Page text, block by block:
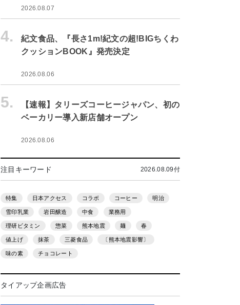
2026.08.07
4.
紀文食品、『長さ1m!紀文の超!BIGちくわ
クッションBOOK』発売決定
2026.08.06
5.
【速報】タリーズコーヒージャパン、初の
ベーカリー導入新店舗オープン
2026.08.06
注目キーワード 2026.08.09付
特集 日本アクセス コラボ コーヒー 明治
雪印乳業 岩田醸造 中食 業務用
理研ビタミン 惣菜 熊本地震 麺 春
値上げ 抹茶 三菱食品 〔熊本地震影響〕
味の素 チョコレート
タイアップ企画広告